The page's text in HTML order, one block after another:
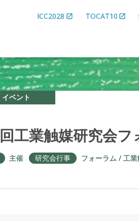
ICC2028 TOCAT10
イベント
回工業触媒研究会フ
主催 研究会行事 フォーラム 工